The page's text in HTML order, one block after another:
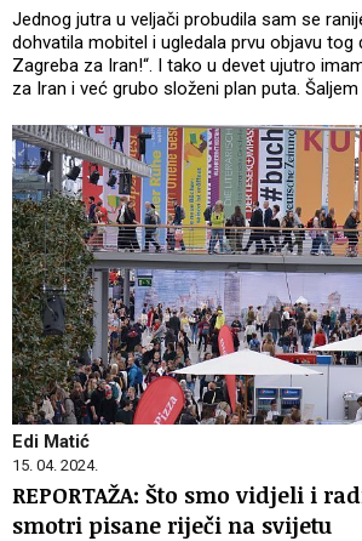
Jednog jutra u veljači probudila sam se
dohvatila mobitel i ugledala prvu objavu tog
Zagreba za Iran!“. I tako u devet ujutro
za Iran i već grubo složeni plan puta. Šaljem
Edi Matić
15. 04. 2024.
REPORTAŽA: Što smo vidjeli i
smotri pisane riječi na svijetu